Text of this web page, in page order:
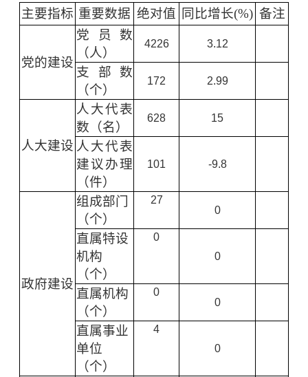
主要指标 重要数据 绝对值 同比增长(%) 备注
党的建设
党员数
（人）
4226 3.12
支部数
（个）
172 2.99
人大建设
人大代表
数（名）
628 15
人大代表
建议办理
（件）
101 -9.8
政府建设
组成部门
（个）
27
0
直属特设
机构
（个）
0
0
直属机构
（个）
0
0
直属事业
单位
（个）
4
0